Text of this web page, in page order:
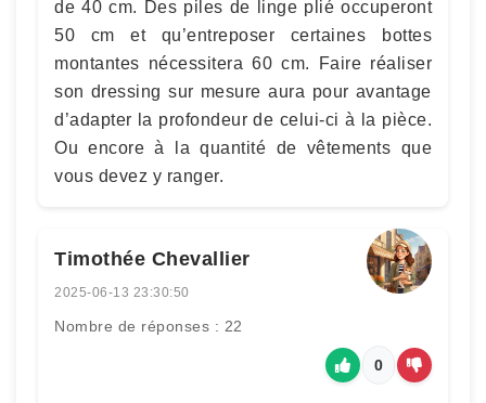
de 40 cm. Des piles de linge plié occuperont
50 cm et qu’entreposer certaines bottes
montantes nécessitera 60 cm. Faire réaliser
son dressing sur mesure aura pour avantage
d’adapter la profondeur de celui-ci à la pièce.
Ou encore à la quantité de vêtements que
vous devez y ranger.
Timothée Chevallier
2025-06-13 23:30:50
Nombre de réponses : 22
0